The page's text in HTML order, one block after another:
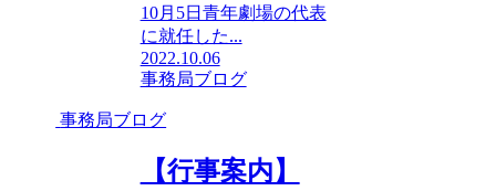
10月5日青年劇場の代表
に就任した...
2022.10.06
事務局ブログ
事務局ブログ
【行事案内】